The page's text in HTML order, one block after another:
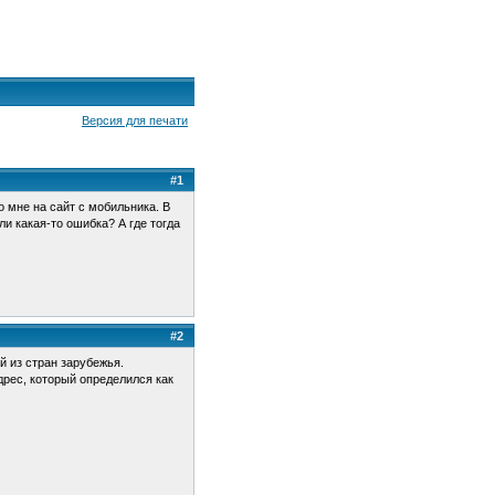
Версия для печати
#1
мне на сайт с мобильника. В
какая-то ошибка? А где тогда
#2
из стран зарубежья.
который определился как